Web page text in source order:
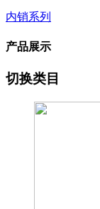
内销系列
产品展示
切换类目